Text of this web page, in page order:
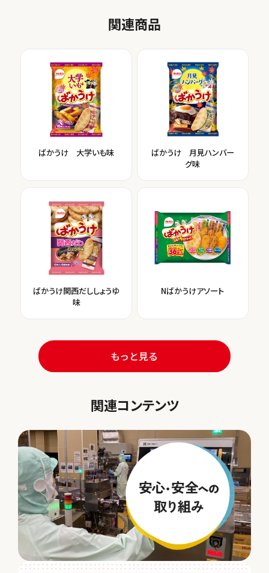
関連商品
ばかうけ 大学いも味
ばかうけ 月見ハンバー
グ味
ばかうけ関西だししょうゆ
味
Nばかうけアソート
もっと見る
関連コンテンツ